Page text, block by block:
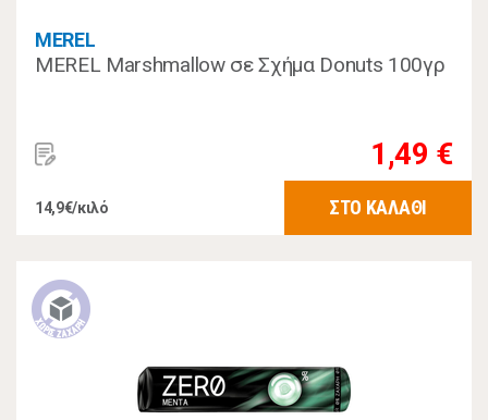
MEREL
MEREL Marshmallow σε Σχήμα Donuts 100γρ
1,49 €
14,9€/κιλό ΣΤΟ ΚΑΛΑΘΙ